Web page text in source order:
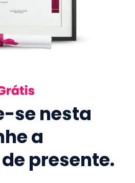
se nesta
a
presente.